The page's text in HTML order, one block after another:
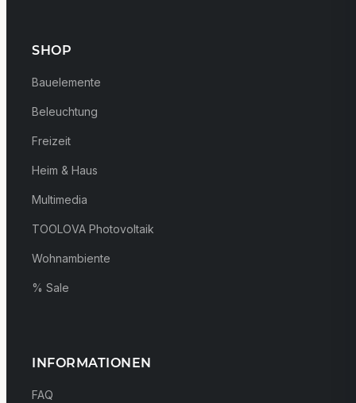
SHOP
Bauelemente
Beleuchtung
Freizeit
Heim & Haus
Multimedia
TOOLOVA Photovoltaik
Wohnambiente
% Sale
INFORMATIONEN
FAQ